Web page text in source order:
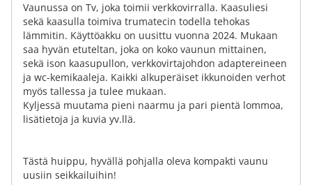
Vaunussa on Tv, joka toimii verkkovirralla. Kaasuliesi
sekä kaasulla toimiva trumatecin todella tehokas
lämmitin. Käyttöakku on uusittu vuonna 2024. Mukaan
saa hyvän etuteltan, joka on koko vaunun mittainen,
sekä ison kaasupullon, verkkovirtajohdon adaptereineen
ja wc-kemikaaleja. Kaikki alkuperäiset ikkunoiden verhot
myös tallessa ja tulee mukaan.
Kyljessä muutama pieni naarmu ja pari pientä lommoa,
lisätietoja ja kuvia yv.llä.
Tästä huippu, hyvällä pohjalla oleva kompakti vaunu
uusiin seikkailuihin!